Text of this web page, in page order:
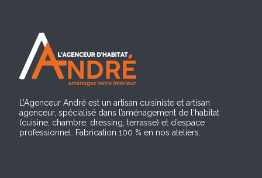
L’Agenceur André est un artisan cuisiniste et artisan
agenceur, spécialisé dans l’aménagement de l'habitat
(cuisine, chambre, dressing, terrasse) et d’espace
professionnel. Fabrication 100 % en nos ateliers.